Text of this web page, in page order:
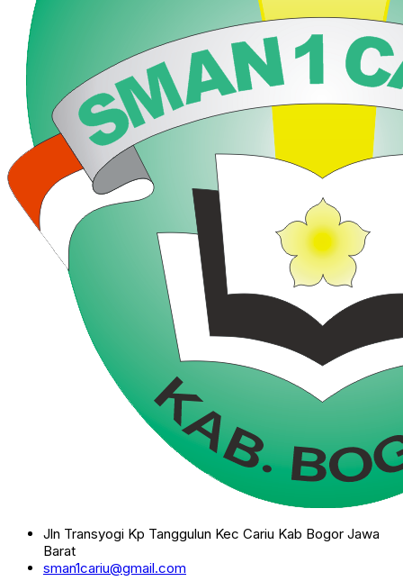
Jln Transyogi Kp Tanggulun Kec Cariu Kab Bogor Jawa
Barat
sman1cariu@gmail.com